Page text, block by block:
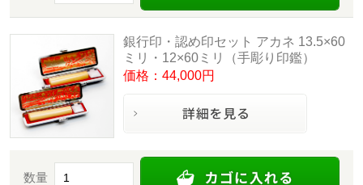
銀行印・認め印セット アカネ 13.5×60
ミリ・12×60ミリ（手彫り印鑑）
価格：44,000円
数量